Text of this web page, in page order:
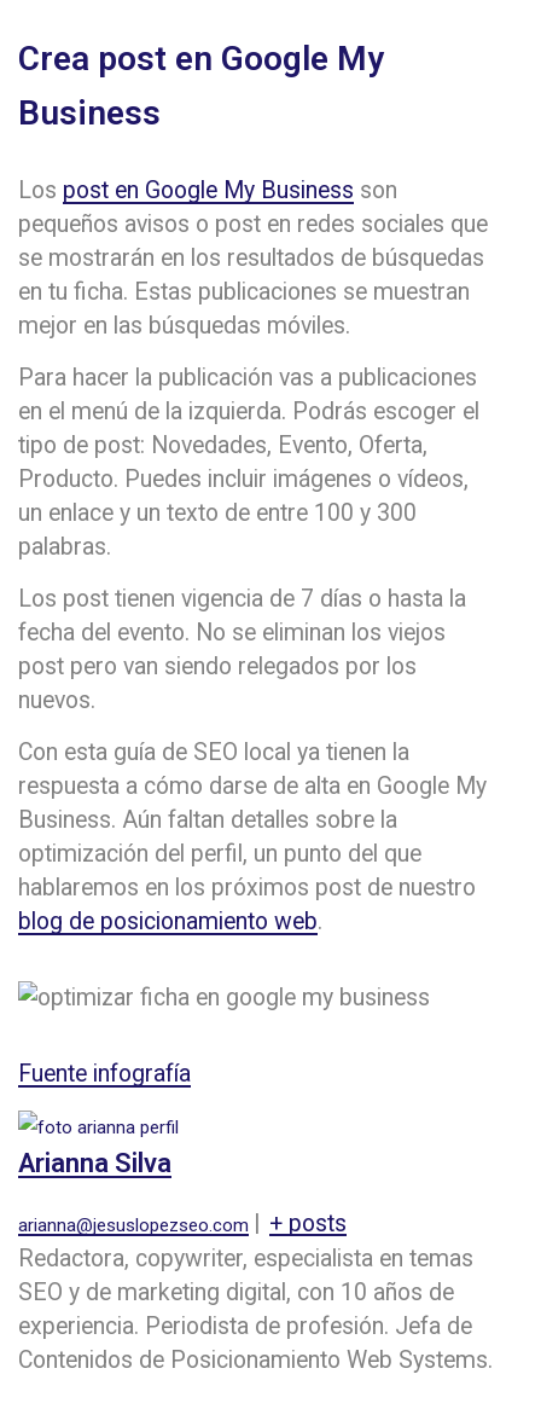
Crea post en Google My
Business
Los post en Google My Business son
pequeños avisos o post en redes sociales que
se mostrarán en los resultados de búsquedas
en tu ficha. Estas publicaciones se muestran
mejor en las búsquedas móviles.
Para hacer la publicación vas a publicaciones
en el menú de la izquierda. Podrás escoger el
tipo de post: Novedades, Evento, Oferta,
Producto. Puedes incluir imágenes o vídeos,
un enlace y un texto de entre 100 y 300
palabras.
Los post tienen vigencia de 7 días o hasta la
fecha del evento. No se eliminan los viejos
post pero van siendo relegados por los
nuevos.
Con esta guía de SEO local ya tienen la
respuesta a cómo darse de alta en Google My
Business. Aún faltan detalles sobre la
optimización del perfil, un punto del que
hablaremos en los próximos post de nuestro
blog de posicionamiento web.
Fuente infografía
Arianna Silva
arianna@jesuslopezseo.com
+ posts
Redactora, copywriter, especialista en temas
SEO y de marketing digital, con 10 años de
experiencia. Periodista de profesión. Jefa de
Contenidos de Posicionamiento Web Systems.